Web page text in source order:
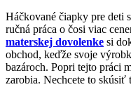
Háčkované čiapky pre deti
ručná práca o čosi viac
materskej dovolenke si
obchod, keďže svoje
bazároch. Popri tejto práci
zarobia. Nechcete to skúsiť